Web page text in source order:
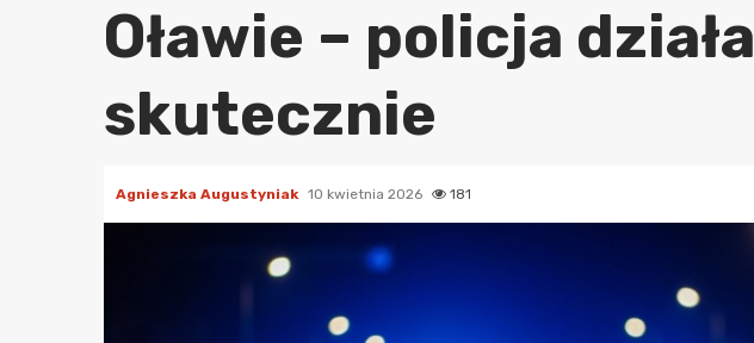
Oławie – policja działa
skutecznie
Agnieszka Augustyniak 10 kwietnia 2026 181